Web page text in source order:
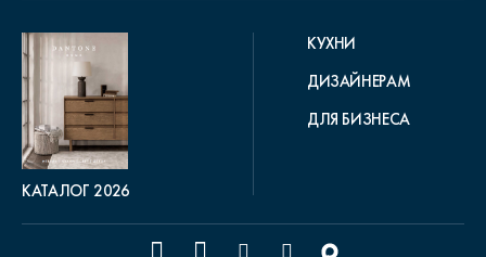
КАТАЛОГ 2026
КУХНИ
ДИЗАЙНЕРАМ
ДЛЯ БИЗНЕСА